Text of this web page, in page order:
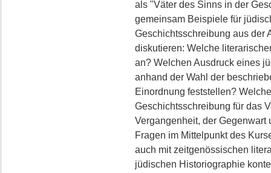
als "Väter des Sinns in der
gemeinsam Beispiele für
Geschichtsschreibung aus der
diskutieren: Welche
an? Welchen Ausdruck eines
anhand der Wahl der
Einordnung feststellen?
Geschichtsschreibung für das
Vergangenheit, der Gegenwart
Fragen im Mittelpunkt des
auch mit zeitgenössischen
jüdischen Historiographie